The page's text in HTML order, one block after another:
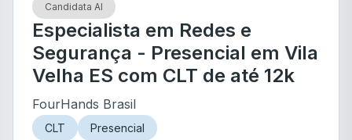
Candidata AI
Especialista em Redes e
Segurança - Presencial em Vila
Velha ES com CLT de até 12k
FourHands Brasil
CLT Presencial